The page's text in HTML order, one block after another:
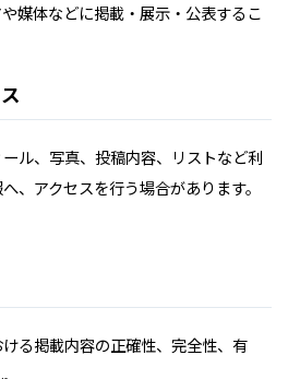
媒体などに掲載・展示・公表するこ
ル、写真、投稿内容、リストなど利
、アクセスを行う場合があります。
る掲載内容の正確性、完全性、有